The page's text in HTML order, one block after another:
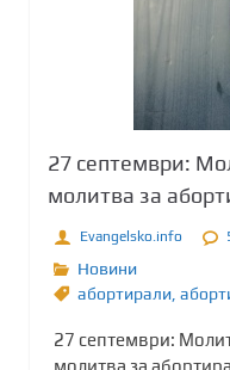
27 септември:
молитва за
Evangelsko.info
Новини
абортирали
27 септември:
молитва за